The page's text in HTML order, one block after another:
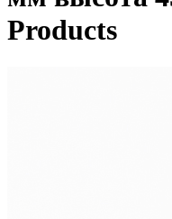
Products